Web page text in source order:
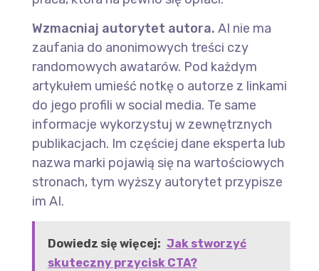
Wzmacniaj autorytet autora. AI nie ma
zaufania do anonimowych treści czy
randomowych awatarów. Pod każdym
artykułem umieść notkę o autorze z linkami
do jego profili w social media. Te same
informacje wykorzystuj w zewnętrznych
publikacjach. Im częściej dane eksperta lub
nazwa marki pojawią się na wartościowych
stronach, tym wyższy autorytet przypisze
im AI.
Dowiedz się więcej: Jak stworzyć
skuteczny przycisk CTA?